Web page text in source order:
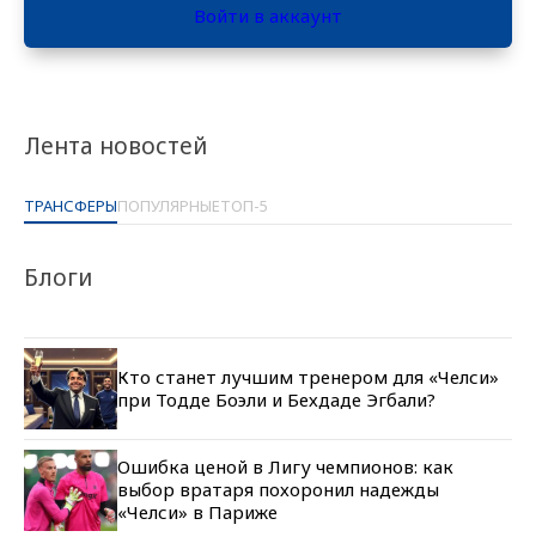
Лента новостей
ТРАНСФЕРЫПОПУЛЯРНЫЕТОП-5
Блоги
Кто станет лучшим тренером для «Челси»
при Тодде Боэли и Бехдаде Эгбали?
Ошибка ценой в Лигу чемпионов: как
выбор вратаря похоронил надежды
«Челси» в Париже
Войти в аккаунт